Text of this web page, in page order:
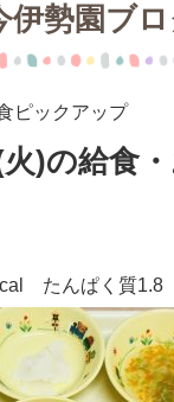
伊勢園ブ
ピックアップ
)の給食
たんぱく質